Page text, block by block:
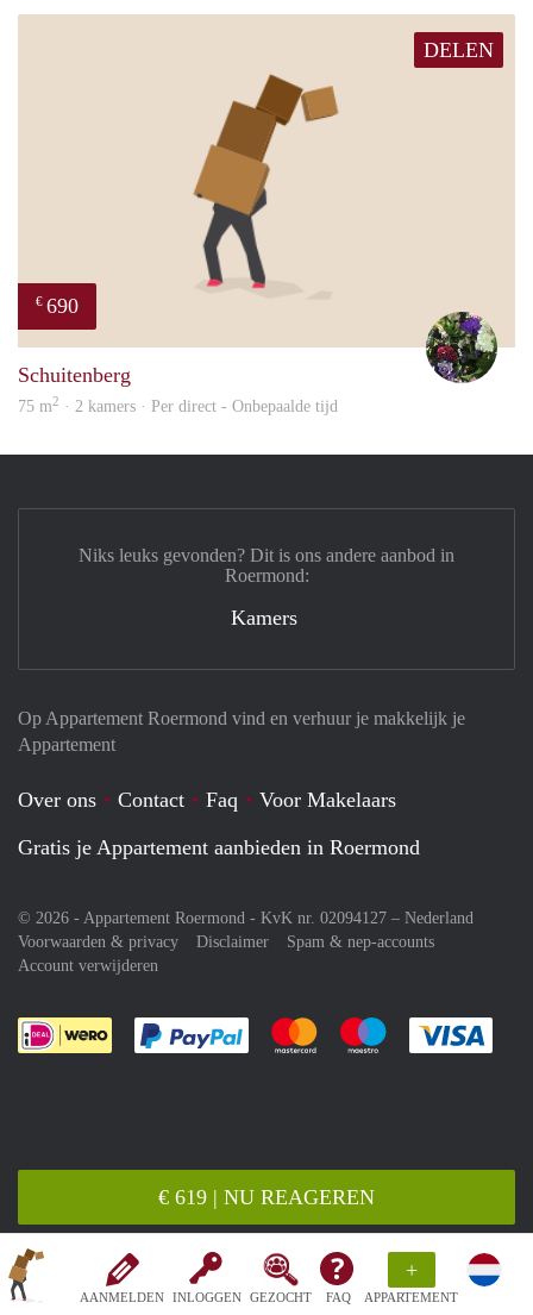
AANMELDEN INLOGGEN GEZOCHT FAQ
+
APPARTEMENT
€ 619 | NU REAGEREN
DELEN
€ 690
Schuitenberg
75 m2 · 2 kamers · Per direct - Onbepaalde tijd
Op Appartement Roermond vind en verhuur je makkelijk je
Appartement
Over ons Contact Faq
Voor Makelaars
Gratis je Appartement aanbieden in Roermond
© 2026 - Appartement Roermond - KvK nr. 02094127 – Nederland
Voorwaarden & privacy
Disclaimer
Spam & nep-accounts
Account verwijderen
Je rekent gemakkelijk af met Paypal
Je rekent gemakkelijk af met
Je rekent
Niks leuks gevonden? Dit is ons andere aanbod in
Roermond:
Kamers